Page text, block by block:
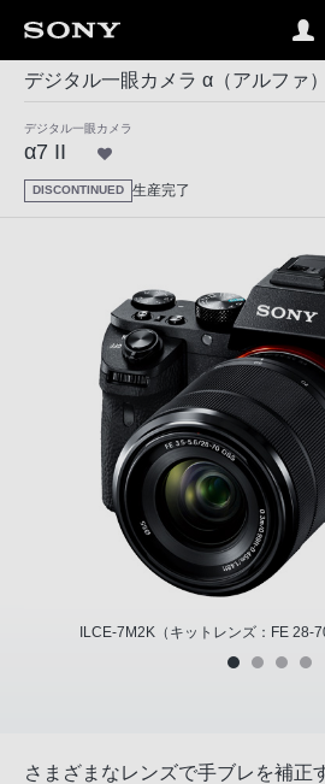
デジタル一眼カメラ α（アルファ）
デジタル一眼カメラ
α7 II
DISCONTINUED 生産完了
ILCE-7M2K（キットレンズ：FE 28-
さまざまなレンズで手ブレを補正